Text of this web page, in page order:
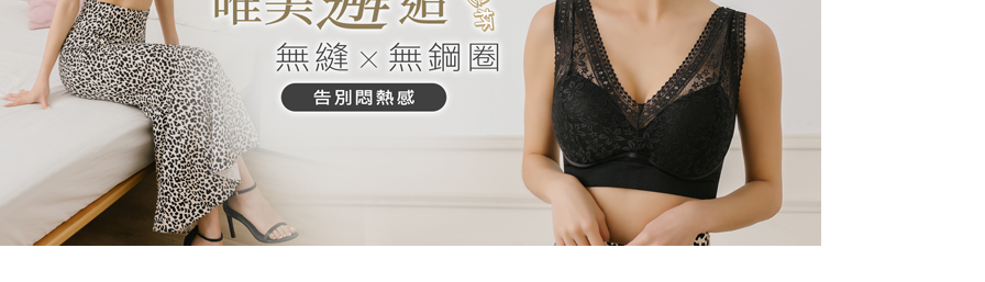
每筆NT$80，滿NT$890(含以上)免運費
黑貓貨到付款
每筆NT$120